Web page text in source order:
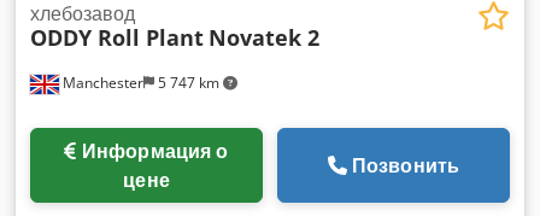
Manchester 5 747 km
хлебозавод
ODDY Roll Plant Novatek 2
цене
Позвонить